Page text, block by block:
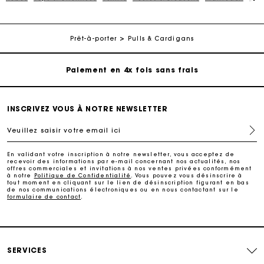
Prêt-à-porter Pulls & Cardigans
Livraison à domicile offerte sous 2 à 3 jours ouvrés.
Paiement en 4x fois sans frais
Echanges & Retours offerts
cadeau parfait
Livraison à domicile offerte sous 2 à 3 jours ouvrés.
INSCRIVEZ VOUS À NOTRE NEWSLETTER
Veuillez saisir votre email ici
En validant votre inscription à notre newsletter, vous acceptez de
recevoir des informations par e-mail concernant nos actualités, nos
offres commerciales et invitations à nos ventes privées conformément
à notre
Politique de Confidentialité
. Vous pouvez vous désinscrire à
tout moment en cliquant sur le lien de désinscription figurant en bas
de nos communications électroniques ou en nous contactant sur le
formulaire de contact
SERVICES